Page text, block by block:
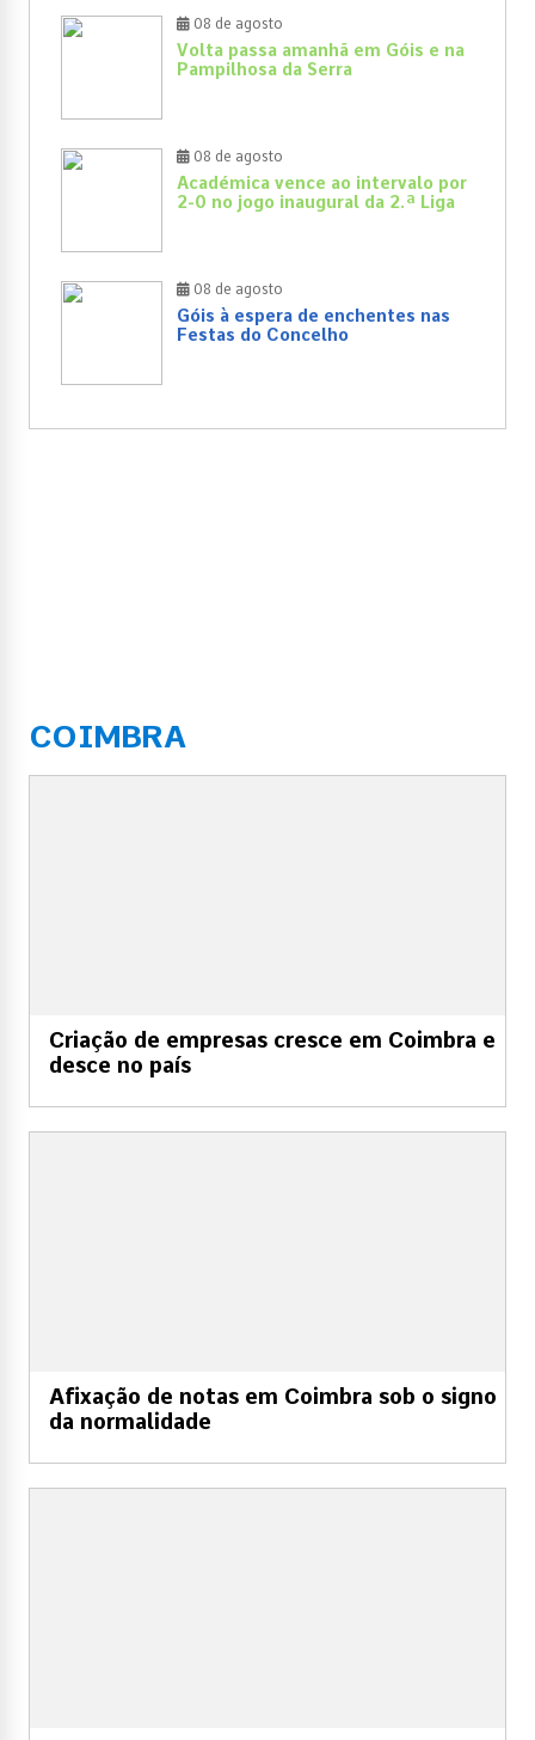
08 de agosto
Volta passa amanhã em Góis e na
Pampilhosa da Serra
08 de agosto
Académica vence ao intervalo por
2-0 no jogo inaugural da 2.ª Liga
08 de agosto
Góis à espera de enchentes nas
Festas do Concelho
COIMBRA
Criação de empresas cresce em Coimbra e
desce no país
Afixação de notas em Coimbra sob o signo
da normalidade